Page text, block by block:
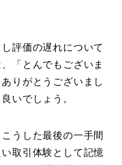
評価の遅れについて
「とんでもございま
りがとうございまし
いでしょう。
うした最後の一手間
取引体験として記憶